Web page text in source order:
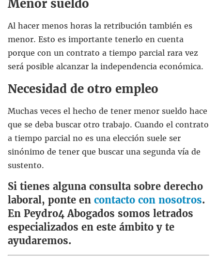
Menor sueldo
Al hacer menos horas la retribución también es
menor. Esto es importante tenerlo en cuenta
porque con un contrato a tiempo parcial rara vez
será posible alcanzar la independencia económica.
Necesidad de otro empleo
Muchas veces el hecho de tener menor sueldo hace
que se deba buscar otro trabajo. Cuando el contrato
a tiempo parcial no es una elección suele ser
sinónimo de tener que buscar una segunda vía de
sustento.
Si tienes alguna consulta sobre derecho
laboral, ponte en contacto con nosotros.
En Peydro4 Abogados somos letrados
especializados en este ámbito y te
ayudaremos.